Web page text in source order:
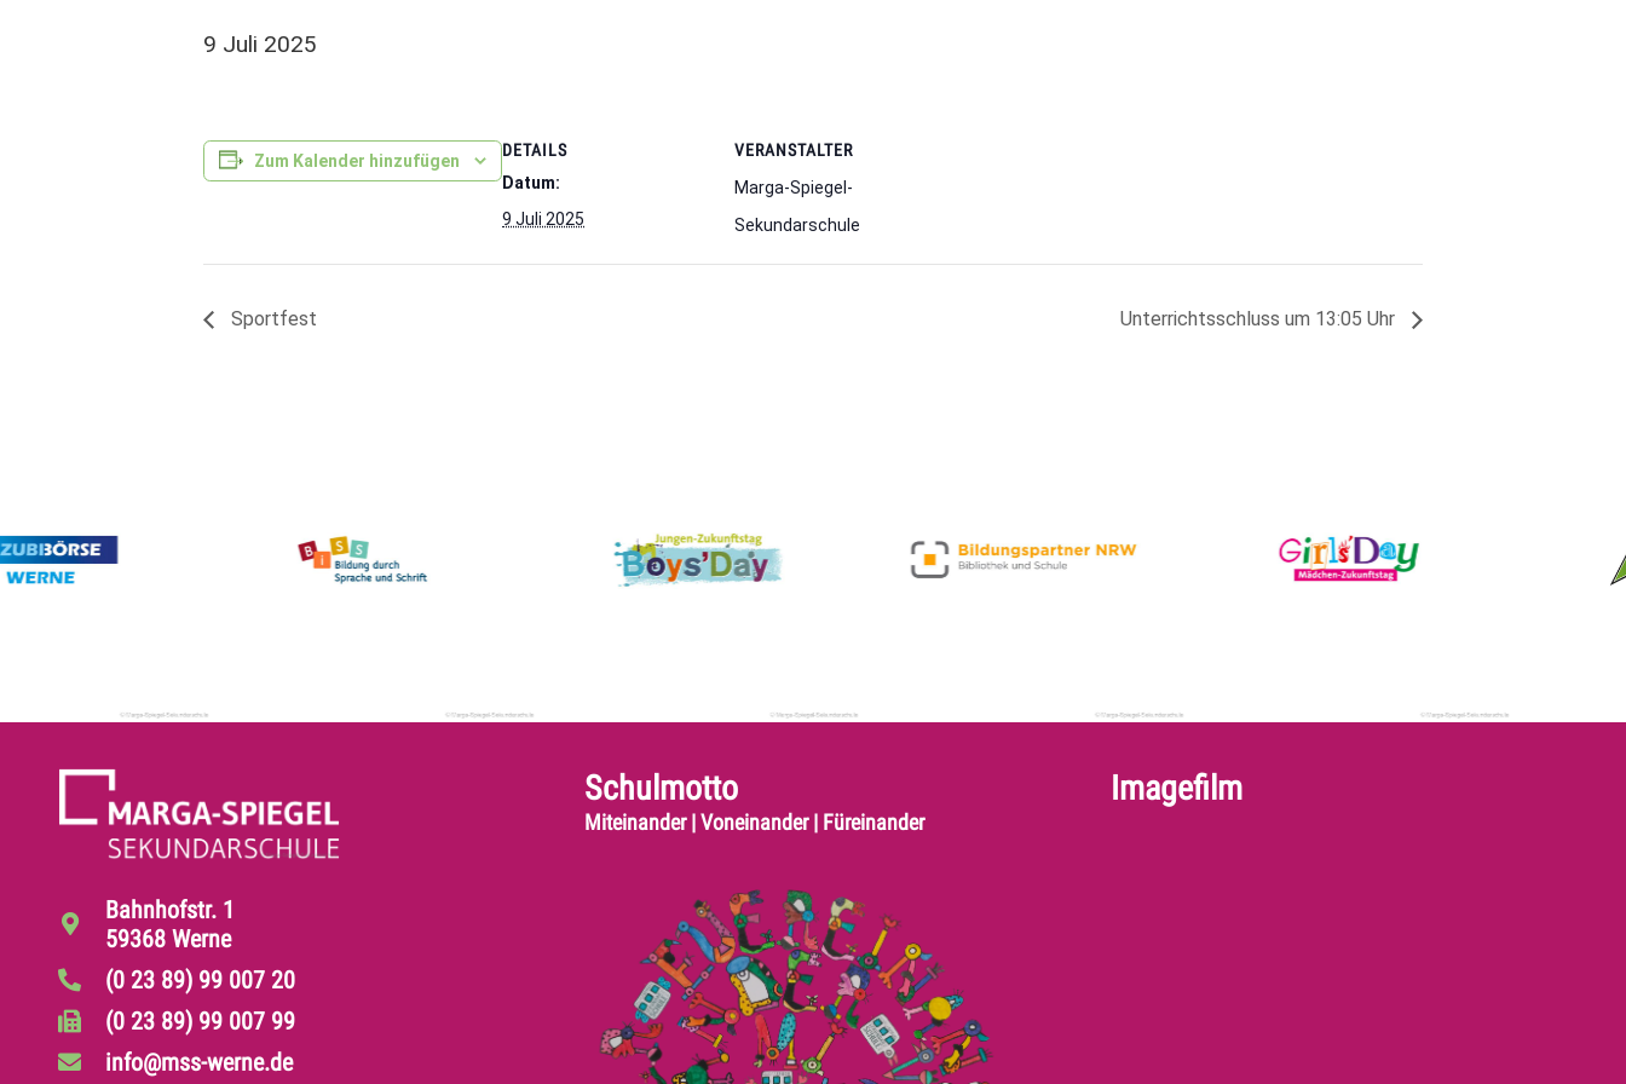
9 Juli 2025
Zum Kalender hinzufügen
DETAILS
Datum:
9 Juli 2025
VERANSTALTER
Marga-Spiegel-
Sekundarschule
Sportfest Unterrichtsschluss um 13:05 Uhr
Bahnhofstr. 1
59368 Werne
(0 23 89) 99 007 20
(0 23 89) 99 007 99
info@mss-werne.de
Schulmotto
Miteinander | Voneinander | Füreinander
Imagefilm